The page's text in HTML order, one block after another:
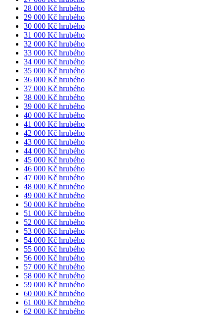
28 000 Kč hrubého
29 000 Kč hrubého
30 000 Kč hrubého
31 000 Kč hrubého
32 000 Kč hrubého
33 000 Kč hrubého
34 000 Kč hrubého
35 000 Kč hrubého
36 000 Kč hrubého
37 000 Kč hrubého
38 000 Kč hrubého
39 000 Kč hrubého
40 000 Kč hrubého
41 000 Kč hrubého
42 000 Kč hrubého
43 000 Kč hrubého
44 000 Kč hrubého
45 000 Kč hrubého
46 000 Kč hrubého
47 000 Kč hrubého
48 000 Kč hrubého
49 000 Kč hrubého
50 000 Kč hrubého
51 000 Kč hrubého
52 000 Kč hrubého
53 000 Kč hrubého
54 000 Kč hrubého
55 000 Kč hrubého
56 000 Kč hrubého
57 000 Kč hrubého
58 000 Kč hrubého
59 000 Kč hrubého
60 000 Kč hrubého
61 000 Kč hrubého
62 000 Kč hrubého